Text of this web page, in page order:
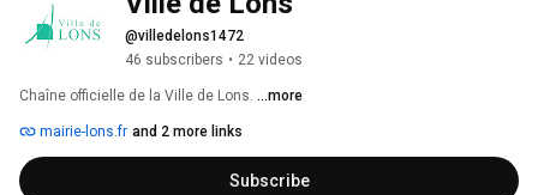
@villedelons1472
46 subscribers • 22 videos
Chaîne officielle de la Ville de Lons. ...more
mairie-lons.fr and 2 more links
Subscribe